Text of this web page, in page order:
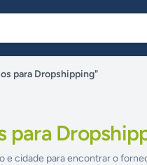
para Dropshipping"
para
e cidade para encontrar o